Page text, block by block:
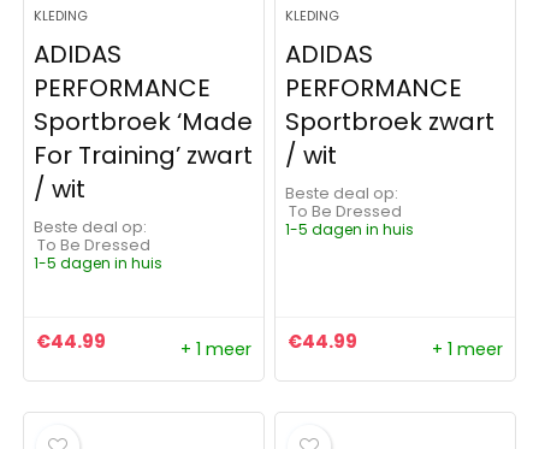
KLEDING
ADIDAS
PERFORMANCE
Sportbroek ‘Made
For Training’ zwart
/ wit
Beste deal op:
To Be Dressed
1-5 dagen in huis
€44.99 + 1 meer
KLEDING
ADIDAS
PERFORMANCE
Sportbroek zwart
/ wit
Beste deal op:
To Be Dressed
1-5 dagen in huis
€44.99 + 1 meer